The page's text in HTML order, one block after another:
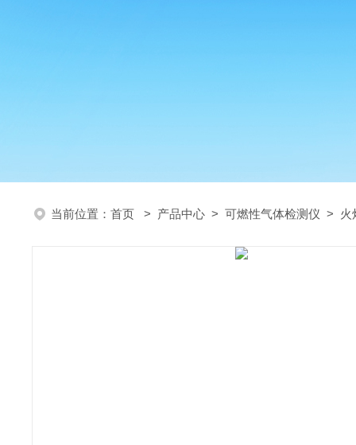
当前位置： 首页 > 产品中心 > 可燃性气体检测仪 > 火